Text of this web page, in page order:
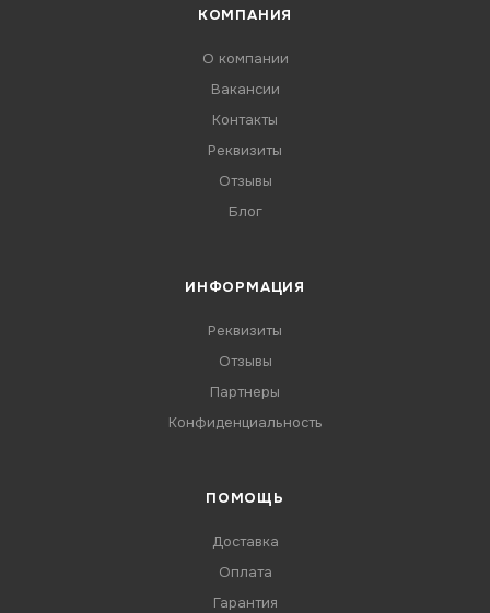
КОМПАНИЯ
О компании
Вакансии
Контакты
Реквизиты
Отзывы
Блог
ИНФОРМАЦИЯ
Реквизиты
Отзывы
Партнеры
Конфиденциальность
ПОМОЩЬ
Доставка
Оплата
Гарантия